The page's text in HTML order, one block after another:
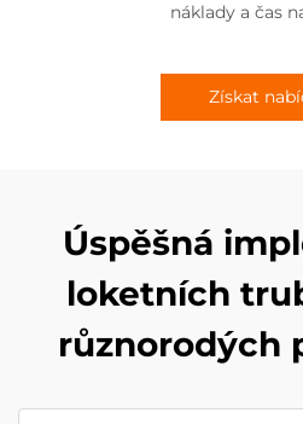
náklady a čas
Získat
Úspěšná
loketních
různorodých